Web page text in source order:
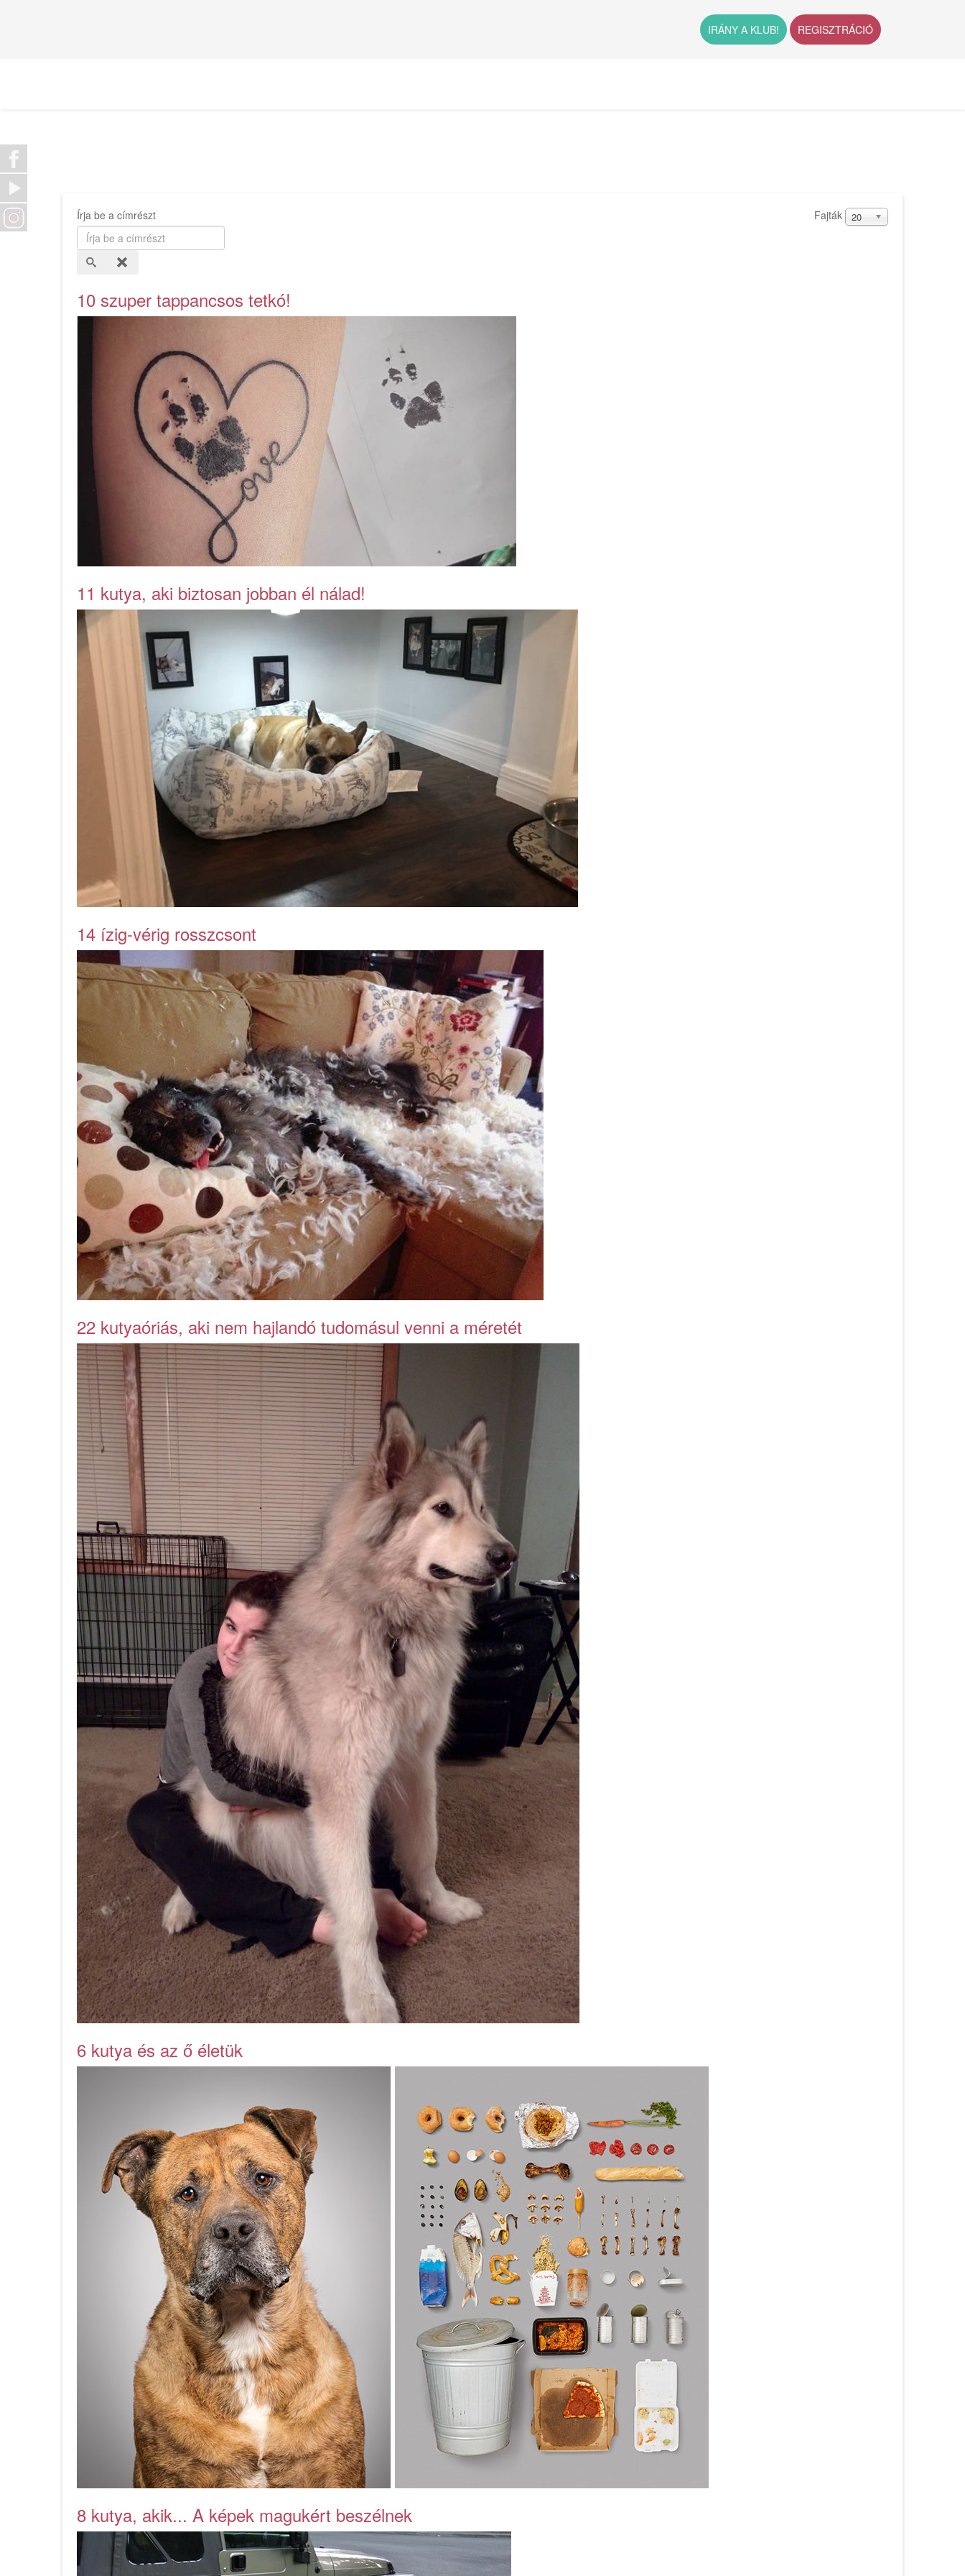
IRÁNY A KLUB! REGISZTRÁCIÓ
Írja be a címrészt Fajták 20
10 szuper tappancsos tetkó!
11 kutya, aki biztosan jobban él nálad!
14 ízig-vérig rosszcsont
22 kutyaóriás, aki nem hajlandó tudomásul venni a méretét
6 kutya és az ő életük
8 kutya, akik... A képek magukért beszélnek